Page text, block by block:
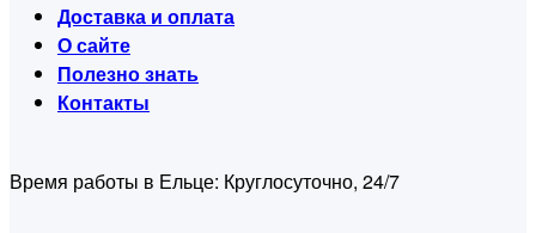
Доставка и оплата
О сайте
Полезно знать
Контакты
Время работы в Ельце: Круглосуточно, 24/7